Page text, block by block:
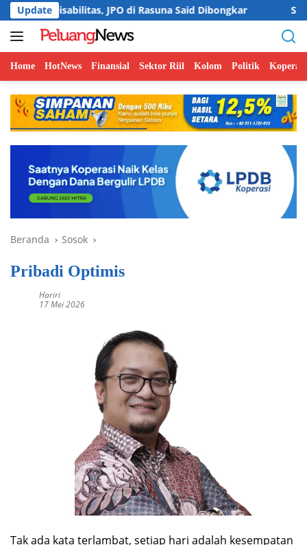
Langsung
ke
konten
Update
JPO di Rasuna Said Dibongkar Survei BI: Harga
Home HotNews Finansial Sektor Riil Kolom Politik Koperasi
Beranda Sosok
Pribadi Optimis
Hariri
17 Mei 2026
Tak ada kata terlambat, setiap hari adalah kesempatan